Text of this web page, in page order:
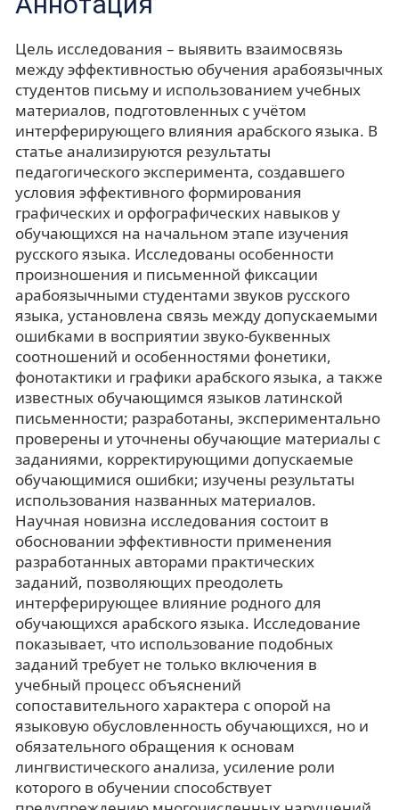
Цель исследования – выявить взаимосвязь
между эффективностью обучения арабоязычных
студентов письму и использованием учебных
материалов, подготовленных с учётом
интерферирующего влияния арабского языка. В
статье анализируются результаты
педагогического эксперимента, создавшего
условия эффективного формирования
графических и орфографических навыков у
обучающихся на начальном этапе изучения
русского языка. Исследованы особенности
произношения и письменной фиксации
арабоязычными студентами звуков русского
языка, установлена связь между допускаемыми
ошибками в восприятии звуко-буквенных
соотношений и особенностями фонетики,
фонотактики и графики арабского языка, а также
известных обучающимся языков латинской
письменности; разработаны, экспериментально
проверены и уточнены обучающие материалы с
заданиями, корректирующими допускаемые
обучающимися ошибки; изучены результаты
использования названных материалов.
Научная новизна исследования состоит в
обосновании эффективности применения
разработанных авторами практических
заданий, позволяющих преодолеть
интерферирующее влияние родного для
обучающихся арабского языка. Исследование
показывает, что использование подобных
заданий требует не только включения в
учебный процесс объяснений
сопоставительного характера с опорой на
языковую обусловленность обучающихся, но и
обязательного обращения к основам
лингвистического анализа, усиление роли
которого в обучении способствует